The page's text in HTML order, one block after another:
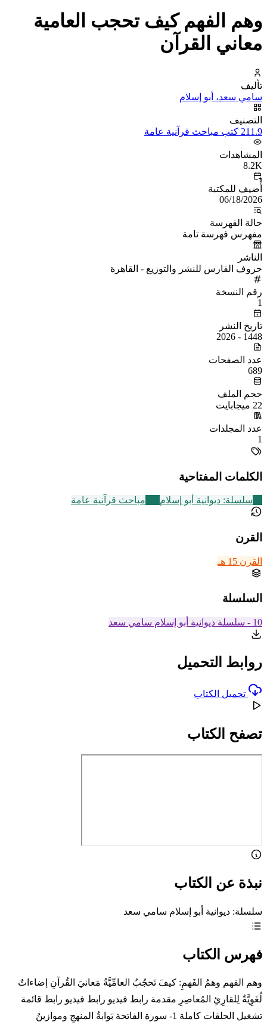
وهم الفهم كيف تحجب العامية
معاني القرآن
تأليف
سامي سعد، أبو إسلام
التصنيف
211.9 كتب مباحث قرآنية عامة
المشاهدات
8.2K
أُضيف للمكتبة
06/18/2026
حالة الفهرسة
مفهرس فهرسة تامة
الناشر
حروف الفارس للنشر والتوزيع - القاهرة
رقم النسخة
1
تاريخ النشر
1448 - 2026
عدد الصفحات
689
حجم الملف
22 ميجابايت
عدد المجلدات
1
الكلمات المفتاحية
سلسلة: ديوانية أبو إسلام مباحث قرآنية عامة
القرن
القرن 15 هـ
السلسلة
10 - سلسلة ديوانية أبو إسلام سامي سعد
روابط التحميل
تحميل الكتاب
تصفح الكتاب
نبذة عن الكتاب
سلسلة: ديوانية أبو إسلام سامي سعد
فهرس الكتاب
وهم الفهم وهمُ الفَهمِ: كيفَ تَحجُبُ العامِّيَّةُ مَعانيَ القُرآنِ إضاءاتٌ
لُغَوِيَّةٌ لِلقارِئِ المُعاصِرِ مقدمة رابط فيديو رابط فيديو رابط قائمة
تشغيل الحلقات كاملة 1- سورة الفاتحة بَوابةُ المنهجِ وموازينُ